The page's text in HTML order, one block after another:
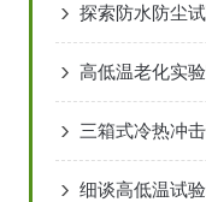
探索防水防尘
高低温老化实
三箱式冷热冲
细谈高低温试